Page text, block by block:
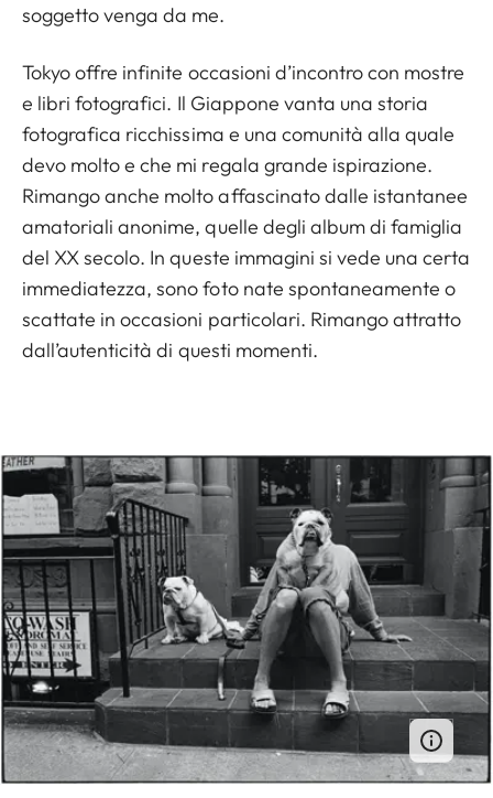
soggetto venga da me.
Tokyo offre infinite occasioni d’incontro con mostre
e libri fotografici. Il Giappone vanta una storia
fotografica ricchissima e una comunità alla quale
devo molto e che mi regala grande ispirazione.
Rimango anche molto affascinato dalle istantanee
amatoriali anonime, quelle degli album di famiglia
del XX secolo. In queste immagini si vede una certa
immediatezza, sono foto nate spontaneamente o
scattate in occasioni particolari. Rimango attratto
dall’autenticità di questi momenti.